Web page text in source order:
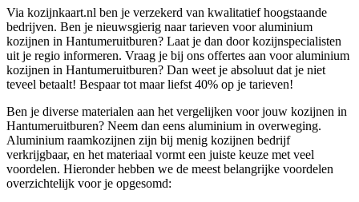
Via kozijnkaart.nl ben je verzekerd van kwalitatief hoogstaande
bedrijven. Ben je nieuwsgierig naar tarieven voor aluminium
kozijnen in Hantumeruitburen? Laat je dan door kozijnspecialisten
uit je regio informeren. Vraag je bij ons offertes aan voor aluminium
kozijnen in Hantumeruitburen? Dan weet je absoluut dat je niet
teveel betaalt! Bespaar tot maar liefst 40% op je tarieven!
Ben je diverse materialen aan het vergelijken voor jouw kozijnen in
Hantumeruitburen? Neem dan eens aluminium in overweging.
Aluminium raamkozijnen zijn bij menig kozijnen bedrijf
verkrijgbaar, en het materiaal vormt een juiste keuze met veel
voordelen. Hieronder hebben we de meest belangrijke voordelen
overzichtelijk voor je opgesomd: